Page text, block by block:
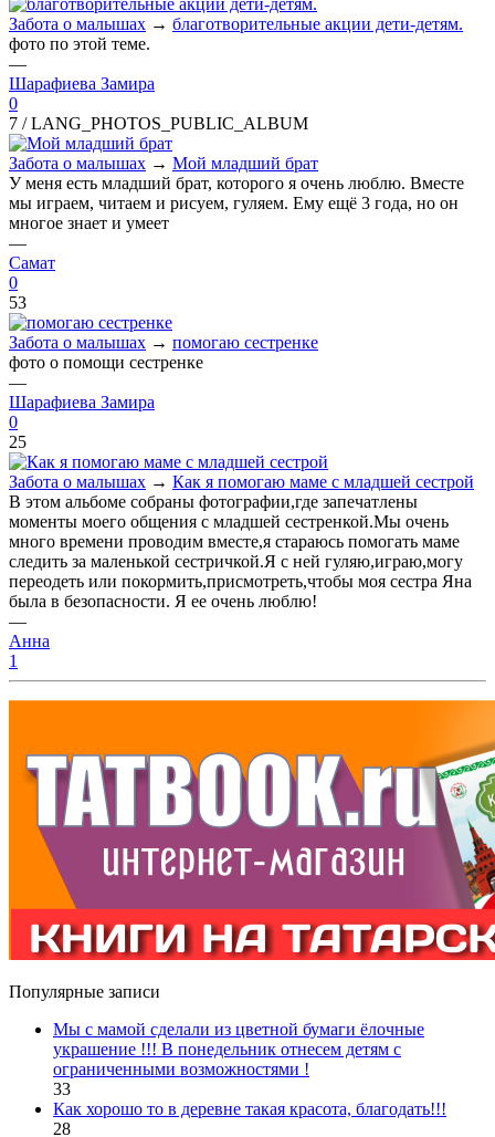
Забота о малышах → благотворительные акции дети-детям.
фото по этой теме.
—
Шарафиева Замира
0
7 /LANG_PHOTOS_PUBLIC_ALBUM
Забота о малышах → Мой младший брат
У меня есть младший брат, которого я очень люблю. Вместе
мы играем, читаем и рисуем, гуляем. Ему ещё 3 года, но он
многое знает и умеет
—
Самат
0
53
Забота о малышах → помогаю сестренке
фото о помощи сестренке
—
Шарафиева Замира
0
25
Забота о малышах → Как я помогаю маме с младшей сестрой
В этом альбоме собраны фотографии,где запечатлены
моменты моего общения с младшей сестренкой.Мы очень
много времени проводим вместе,я стараюсь помогать маме
следить за маленькой сестричкой.Я с ней гуляю,играю,могу
переодеть или покормить,присмотреть,чтобы моя сестра Яна
была в безопасности. Я ее очень люблю!
—
Анна
1
Популярные записи
Мы с мамой сделали из цветной бумаги ёлочные
украшение !!! В понедельник отнесем детям с
ограниченными возможностями !
33
Как хорошо то в деревне такая красота, благодать!!!
28